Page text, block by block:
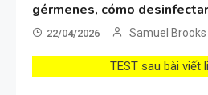
gérmenes, cómo
22/04/2026 Samuel Brooks
TEST sau bài viết